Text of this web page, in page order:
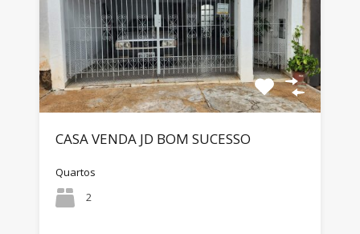
CASA VENDA JD BOM SUCESSO
Quartos
2